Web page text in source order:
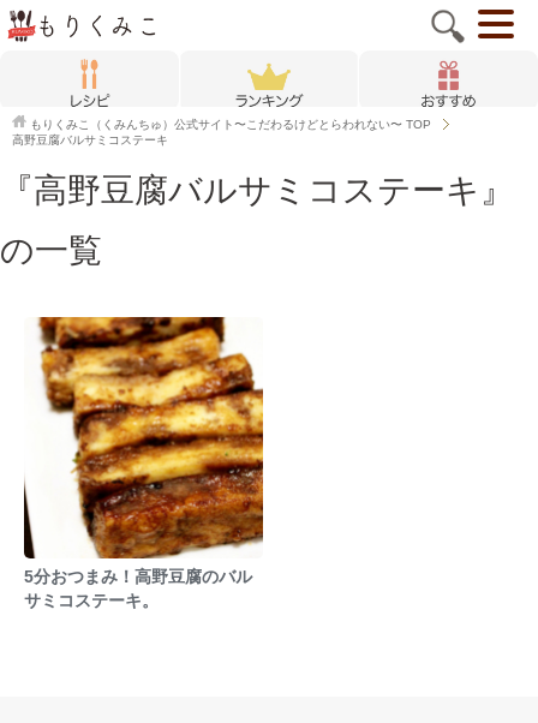
もりくみこ（くみんちゅ）公式サイト〜こだわるけどとらわれない〜 TOP
高野豆腐バルサミコステーキ
『高野豆腐バルサミコステーキ』
の一覧
5分おつまみ！高野豆腐のバル
サミコステーキ。